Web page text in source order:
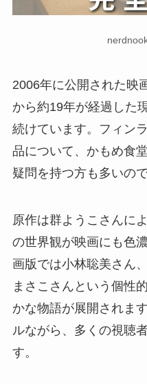
2006年に公開された映
から約19年が経過した
続けています。フィン
品について、かもめ食
疑問を持つ方も多いの
原作は群ようこさんに
の世界観が映画にも色
画版では小林聡美さん
まさこさんという個性
かな物語が展開されま
ルながら、多くの視聴
す。